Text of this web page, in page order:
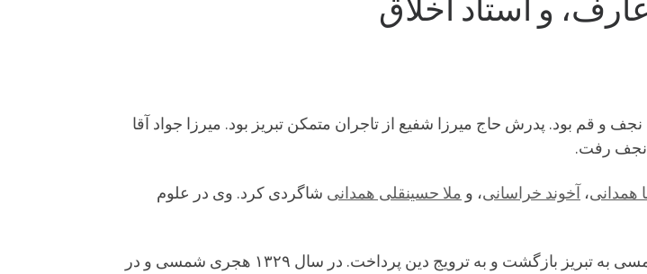
و استاد اخلاق
و قم بود. پدرش حاج میرزا شفیع از تاجران متمکن تبریز بود. میرزا جواد آقا
نجف رفت.
همدانی، آخوند خراسانی، و ملا حسینقلی همدانی شاگردی کرد. وی در علوم
میرزا جواد آقا پس از چند سال اقامت در نجف، در سال ۱۳۲۱ هجری شمسی به تبریز بازگشت و به ترویج دین پرداخت. در سال ۱۳۲۹ هجری شمسی و در